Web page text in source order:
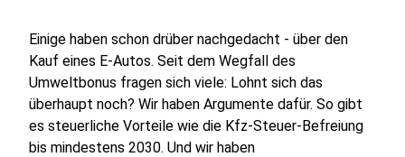
Einige haben schon drüber nachgedacht - über den
Kauf eines E-Autos. Seit dem Wegfall des
Umweltbonus fragen sich viele: Lohnt sich das
überhaupt noch? Wir haben Argumente dafür. So gibt
es steuerliche Vorteile wie die Kfz-Steuer-Befreiung
bis mindestens 2030. Und wir haben